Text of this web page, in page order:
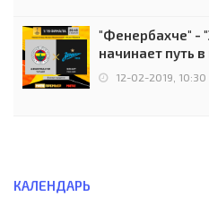
"Фенербахче" -
начинает путь
12-02-2019, 10:30
КАЛЕНДАРЬ